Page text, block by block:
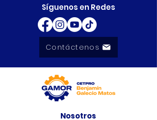
Síguenos en Redes
Contáctenos
Nosotros